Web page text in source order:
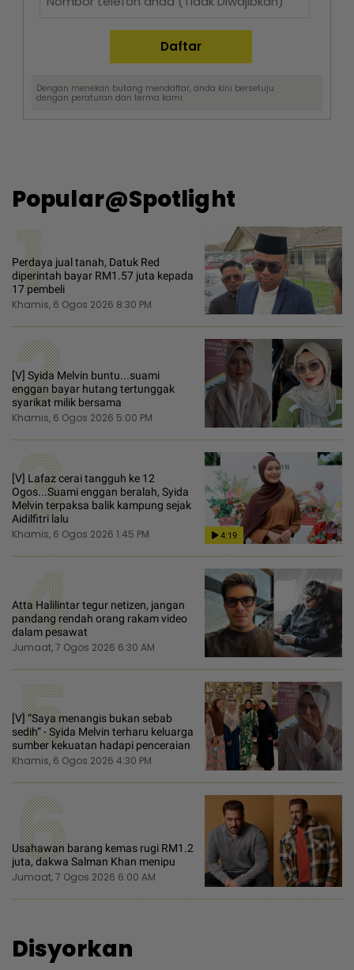
Dengan menekan butang mendaftar, anda kini bersetuju
dengan peraturan dan terma kami.
Popular@Spotlight
1
Perdaya jual tanah, Datuk Red
diperintah bayar RM1.57 juta kepada
17 pembeli
Khamis, 6 Ogos 2026 8:30 PM
2
[V] Syida Melvin buntu...suami
enggan bayar hutang tertunggak
syarikat milik bersama
Khamis, 6 Ogos 2026 5:00 PM
3
[V] Lafaz cerai tangguh ke 12
Ogos...Suami enggan beralah, Syida
Melvin terpaksa balik kampung sejak
Aidilfitri lalu
Khamis, 6 Ogos 2026 1:45 PM 4:19
4
Atta Halilintar tegur netizen, jangan
pandang rendah orang rakam video
dalam pesawat
Jumaat, 7 Ogos 2026 6:30 AM
5
[V] “Saya menangis bukan sebab
sedih“ - Syida Melvin terharu keluarga
sumber kekuatan hadapi penceraian
Khamis, 6 Ogos 2026 4:30 PM
6
Usahawan barang kemas rugi RM1.2
juta, dakwa Salman Khan menipu
Jumaat, 7 Ogos 2026 6:00 AM
Disyorkan